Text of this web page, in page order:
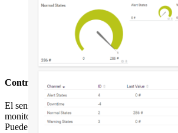
Controlador de memoria HPE ProLiant
El sensor
Controlador de memoria HPE
monitorea un controlador de memoria en un
Puede mostrar lo siguiente: